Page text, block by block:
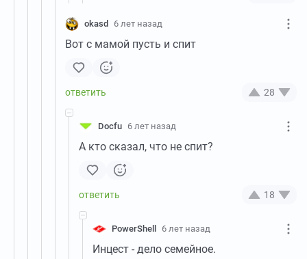
okasd 6 лет назад
Вот с мамой пусть и спит
28
Docfu 6 лет назад
А кто сказал, что не спит?
18
PowerShell 6 лет назад
Инцест - дело семейное.